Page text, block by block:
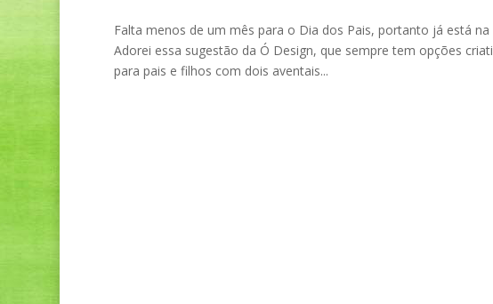
Falta menos de um mês para o Dia dos Pais, portanto já está
Adorei essa sugestão da Ó Design, que sempre tem opções
para pais e filhos com dois aventais...